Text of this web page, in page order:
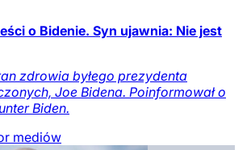
o Bidenie. Syn ujawnia: Nie jest
zdrowia byłego prezydenta
Joe Bidena. Poinformował o
Biden.
mediów